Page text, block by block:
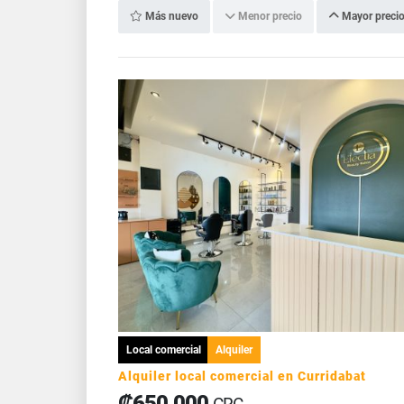
Más nuevo Menor precio Mayor precio
Local comercial Alquiler
Alquiler local comercial en Curridabat